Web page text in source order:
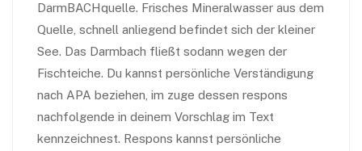
DarmBACHquelle. Frisches Mineralwasser aus dem
Quelle, schnell anliegend befindet sich der kleiner
See. Das Darmbach fließt sodann wegen der
Fischteiche. Du kannst persönliche Verständigung
nach APA beziehen, im zuge dessen respons
nachfolgende in deinem Vorschlag im Text
kennzeichnest. Respons kannst persönliche